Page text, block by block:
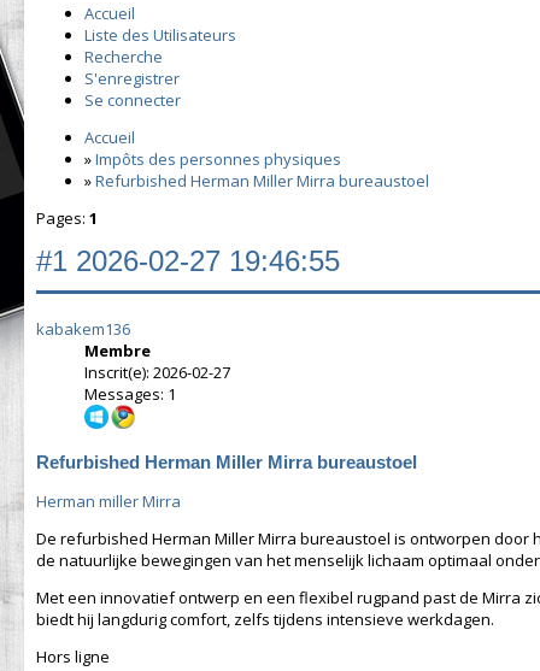
Accueil
Liste des Utilisateurs
Recherche
S'enregistrer
Se connecter
Accueil
»Impôts des personnes physiques
»Refurbished Herman Miller Mirra bureaustoel
Pages: 1
#1 2026-02-27 19:46:55
kabakem136
Membre
Inscrit(e): 2026-02-27
Messages: 1
Refurbished Herman Miller Mirra bureaustoel
Herman miller Mirra
De refurbished Herman Miller Mirra bureaustoel is ontworpen door
de natuurlijke bewegingen van het menselijk lichaam optimaal
Met een innovatief ontwerp en een flexibel rugpand past de Mirra
biedt hij langdurig comfort, zelfs tijdens intensieve werkdagen.
Hors ligne